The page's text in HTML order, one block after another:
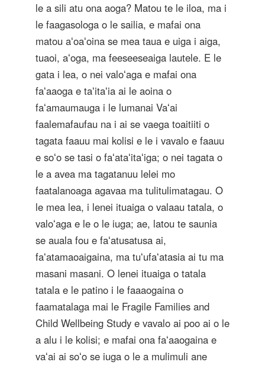
le a sili atu ona aoga? Matou te le iloa, ma i
le faagasologa o le sailia, e mafai ona
matou aʻoaʻoina se mea taua e uiga i aiga,
tuaoi, aʻoga, ma feeseeseaiga lautele. E le
gata i lea, o nei valoʻaga e mafai ona
faʻaaoga e taʻitaʻia ai le aoina o
faʻamaumauga i le lumanai Vaʻai
faalemafaufau na i ai se vaega toaitiiti o
tagata faauu mai kolisi e le i vavalo e faauu
e soʻo se tasi o faʻataʻitaʻiga; o nei tagata o
le a avea ma tagatanuu lelei mo
faatalanoaga agavaa ma tulitulimatagau. O
le mea lea, i lenei ituaiga o valaau tatala, o
valoʻaga e le o le iuga; ae, latou te saunia
se auala fou e faʻatusatusa ai,
faʻatamaoaigaina, ma tuʻufaʻatasia ai tu ma
masani masani. O lenei ituaiga o tatala
tatala e le patino i le faaaogaina o
faamatalaga mai le Fragile Families and
Child Wellbeing Study e vavalo ai poo ai o le
a alu i le kolisi; e mafai ona faʻaaogaina e
vaʻai ai soʻo se iuga o le a mulimuli ane